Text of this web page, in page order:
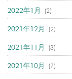
2022年1月 (2)
2021年12月 (2)
2021年11月 (3)
2021年10月 (7)